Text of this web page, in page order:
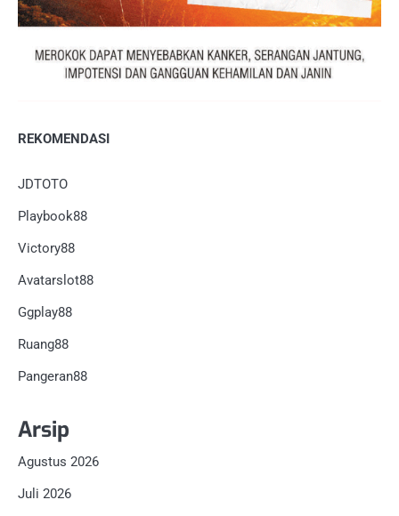
REKOMENDASI
JDTOTO
Playbook88
Victory88
Avatarslot88
Ggplay88
Ruang88
Pangeran88
Arsip
Agustus 2026
Juli 2026